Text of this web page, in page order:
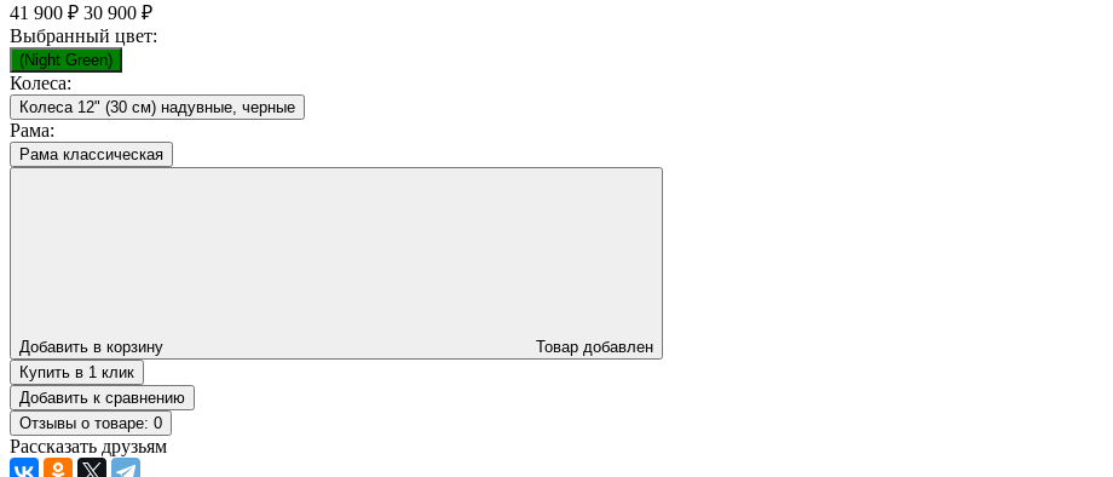
41 900 ₽ 30 900 ₽
Выбранный цвет:
(Night Green)
Колеса:
Колеса 12" (30 см) надувные, черные
Рама:
Рама классическая
Добавить в корзину
Товар добавлен
Купить в 1 клик
Добавить к сравнению
Отзывы о товаре: 0
Рассказать друзьям